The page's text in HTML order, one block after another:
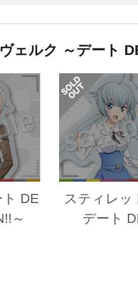
ェルク ～デート
DE
～
スティレッ
デート